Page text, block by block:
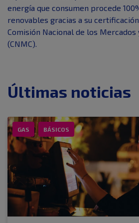
energía que consumen procede
renovables gracias a su
Comisión Nacional de los Mercados
(CNMC).
Últimas noticias
GAS BÁSICOS